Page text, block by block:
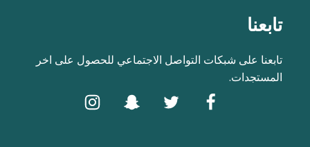
تابعنا
تابعنا على شبكات التواصل الاجتماعي للحصول على اخر
المستجدات.